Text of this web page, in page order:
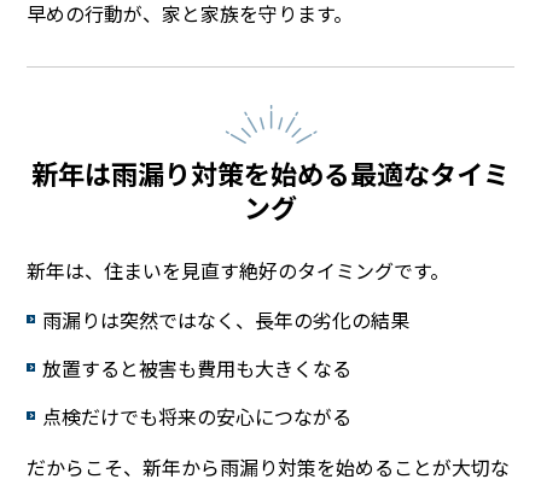
早めの行動が、家と家族を守ります。
新年は雨漏り対策を始める最適なタイミ
ング
新年は、住まいを見直す絶好のタイミングです。
雨漏りは突然ではなく、長年の劣化の結果
放置すると被害も費用も大きくなる
点検だけでも将来の安心につながる
だからこそ、新年から雨漏り対策を始めることが大切な